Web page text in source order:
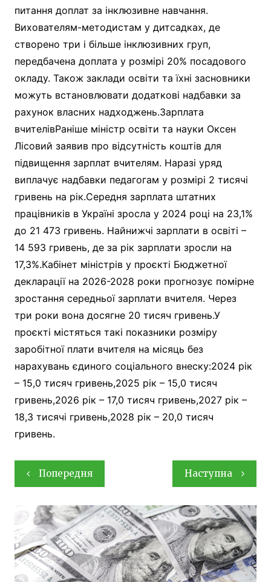
питання доплат за інклюзивне навчання.
Вихователям-методистам у дитсадках, де
створено три і більше інклюзивних груп,
передбачена доплата у розмірі 20% посадового
окладу. Також заклади освіти та їхні засновники
можуть встановлювати додаткові надбавки за
рахунок власних надходжень.Зарплата
вчителівРаніше міністр освіти та науки Оксен
Лісовий заявив про відсутність коштів для
підвищення зарплат вчителям. Наразі уряд
виплачує надбавки педагогам у розмірі 2 тисячі
гривень на рік.Середня зарплата штатних
працівників в Україні зросла у 2024 році на 23,1%
до 21 473 гривень. Найнижчі зарплати в освіті –
14 593 гривень, де за рік зарплати зросли на
17,3%.Кабінет міністрів у проєкті Бюджетної
декларації на 2026-2028 роки прогнозує помірне
зростання середньої зарплати вчителя. Через
три роки вона досягне 20 тисяч гривень.У
проєкті містяться такі показники розміру
заробітної плати вчителя на місяць без
нарахувань єдиного соціального внеску:2024 рік
– 15,0 тисяч гривень,2025 рік – 15,0 тисяч
гривень,2026 рік – 17,0 тисяч гривень,2027 рік –
18,3 тисячі гривень,2028 рік – 20,0 тисяч
гривень.
Навігація
записів
Попередня Наступна